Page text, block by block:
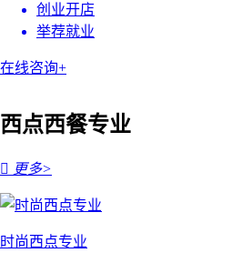
创业开店
举荐就业
在线咨询+
西点西餐专业
 更多>
时尚西点专业